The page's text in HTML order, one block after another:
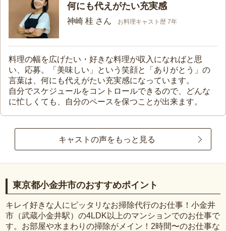
何にも代えがたい充実感
神崎 桂 さん お料理キャスト歴 7年
料理の幅を広げたい・好きな料理が収入になればと思
い、応募。「美味しい」という笑顔と「ありがとう」の
言葉は、何にも代えがたい充実感になっています。
自分でスケジュールをコントロールできるので、どんな
に忙しくても、自分のペースを保つことが出来ます。
キャストの声をもっと見る
東京都小金井市のおすすめポイント
キレイ好きな人にピッタリなお掃除代行のお仕事！小金井
市（武蔵小金井駅）の4LDK以上のマンションでのお仕事で
す。お部屋や水まわりの掃除がメイン！2時間〜のお仕事な